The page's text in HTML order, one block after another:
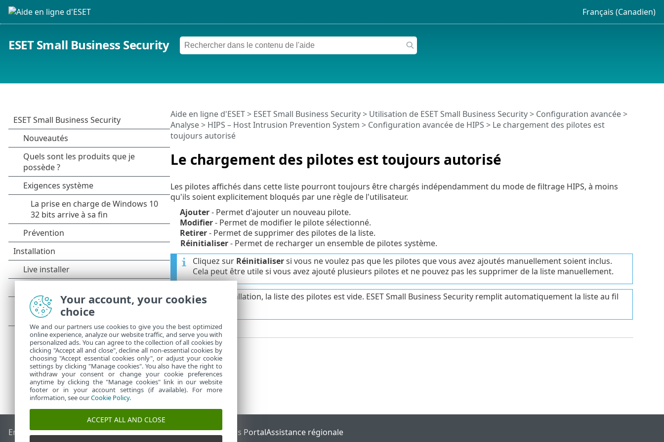
Français (Canadien)
ESET Small Business Security
Le chargement des pilotes est toujours autorisé
Aide en ligne d'ESET> ESET Small Business Security> Utilisation de ESET Small Business Security> Configuration avancée>
Analyse> HIPS – Host Intrusion Prevention System > Configuration avancée de HIPS > Le chargement des pilotes est
toujours autorisé
Les pilotes affichés dans cette liste pourront toujours être chargés indépendamment du mode de filtrage HIPS, à moins
qu'ils soient explicitement bloqués par une règle de l'utilisateur.
Ajouter- Permet d'ajouter un nouveau pilote.
Modifier- Permet de modifier le pilote sélectionné.
Retirer- Permet de supprimer des pilotes de la liste.
Réinitialiser- Permet de recharger un ensemble de pilotes système.
Cliquez sur Réinitialisersi vous ne voulez pas que les pilotes que vous avez ajoutés manuellement soient inclus.
Cela peut être utile si vous avez ajouté plusieurs pilotes et ne pouvez pas les supprimer de la liste manuellement.
Après l’installation, la liste des pilotes est vide. ESET Small Business Security remplit automatiquement la liste au fil
du temps.
End of LifeBase de connaissances ESETForum ESETESET Status PortalAssistance régionale
Your account, your cookies
choice
We and our partners use cookies to give you the best optimized
online experience, analyze our website traffic, and serve you with
personalized ads. You can agree to the collection of all cookies by
clicking "Accept all and close", decline all non-essential cookies by
choosing "Accept essential cookies only", or adjust your cookie
settings by clicking "Manage cookies". You also have the right to
withdraw your consent or change your cookie preferences
anytime by clicking the "Manage cookies" link in our website
footer or in your account settings (if available). For more
information, see ourCookie Policy.
ACCEPT ALL AND CLOSE